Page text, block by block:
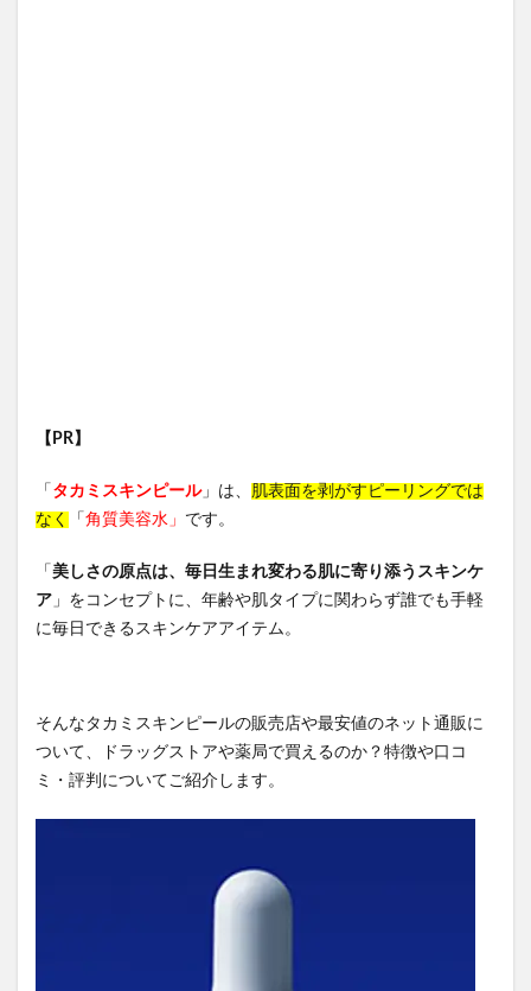
【PR】
「 タカミスキンピール」は、 肌表面を剥がすピーリングでは
なく
「 角質美容水」 です。
「 美しさの原点は、毎日生まれ変わる肌に寄り添うスキンケ
ア 」をコンセプトに、年齢や肌タイプに関わらず誰でも手軽
に毎日できるスキンケアアイテム。
そんなタカミスキンピールの販売店や最安値のネット通販に
ついて、ドラッグストアや薬局で買えるのか？特徴や口コ
ミ・評判についてご紹介します。